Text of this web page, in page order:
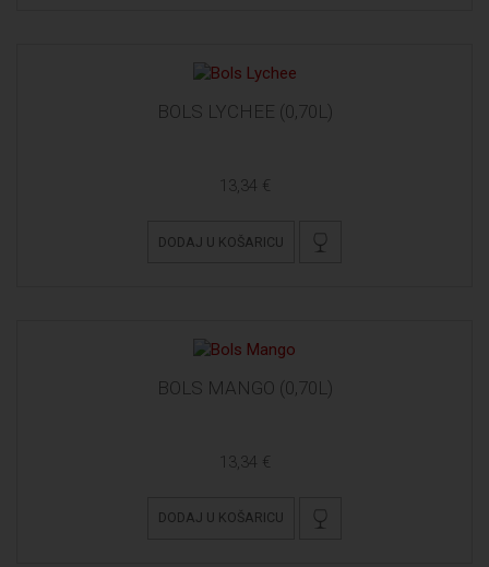
BOLS LYCHEE (0,70L)
13,34 €
DODAJ U KOŠARICU
BOLS MANGO (0,70L)
13,34 €
DODAJ U KOŠARICU